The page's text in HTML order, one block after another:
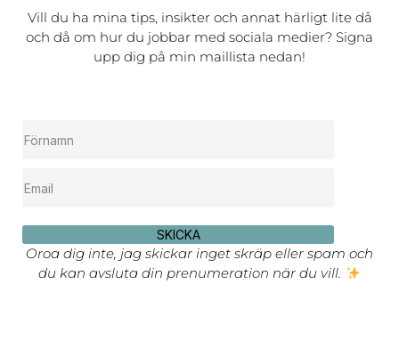
Vill du ha mina tips, insikter och annat härligt lite då
och då om hur du jobbar med sociala medier? Signa
upp dig på min maillista nedan!
SKICKA
Oroa dig inte, jag skickar inget skräp eller spam och
du kan avsluta din prenumeration när du vill.